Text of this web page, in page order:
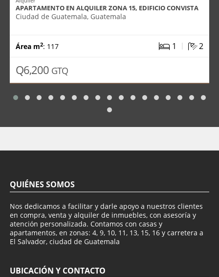
APARTAMENTO EN ALQUILER ZONA 15, EDIFICIO CONVISTA
Ciudad de Guatemala, Guatemala
Área m2: 117 1 | 2
Q6,200 GTQ
QUIÉNES SOMOS
Nos dedicamos a facilitar y darle apoyo a nuestros clientes
en compra, venta y alquiler de inmuebles, con asesoría y
atención personalizada. Contamos con casas y
apartamentos, en zonas: 4, 9, 10, 11, 13, 15, 16 y carretera a
El Salvador, ciudad de Guatemala
UBICACIÓN Y CONTACTO